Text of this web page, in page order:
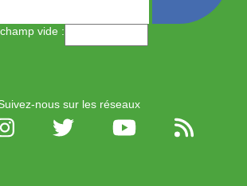
vide :
nous sur les réseaux